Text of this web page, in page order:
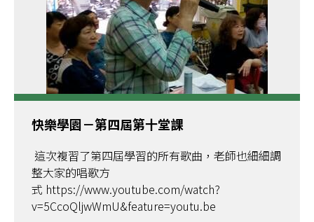
快樂學園－第四屆第十堂課
這次複習了第四屆學習的所有歌曲，老師也細細調
整大家的唱歌方
式 https://www.youtube.com/watch?
v=5CcoQljwWmU&feature=youtu.be